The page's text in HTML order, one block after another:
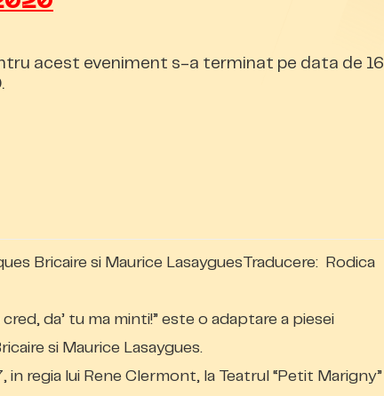
acest eveniment s-a terminat pe data de 16
Bricaire si Maurice LasayguesTraducere: Rodica
da’ tu ma minti!” este o adaptare a piesei
si Maurice Lasaygues.
regia lui Rene Clermont, la Teatrul “Petit Marigny”